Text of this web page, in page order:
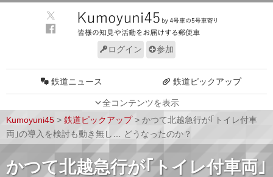
ログイン 参加
全コンテンツを表示
鉄道ニュース 鉄道ピックアップ
車両技術 路線探訪
ルール サイトについて
Kumoyuni45 > 鉄道ピックアップ> かつて北越急行が｢トイレ付車
両｣の導入を検討も動き無し… どうなったのか？
かつて北越急行が｢トイレ付車両｣